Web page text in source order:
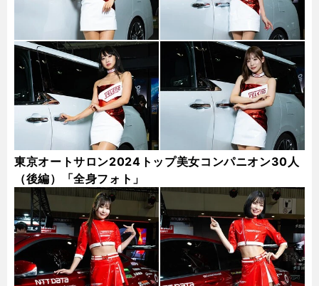
東京オートサロン2024トップ美女コンパニオン30人
（後編）「全身フォト」